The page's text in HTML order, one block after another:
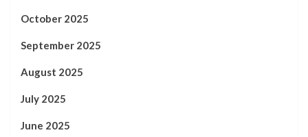
October 2025
September 2025
August 2025
July 2025
June 2025